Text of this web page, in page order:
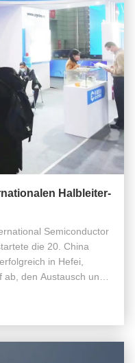
Halbleiter-
Semiconductor
die 20. China
in Hefei,
den Austausch und